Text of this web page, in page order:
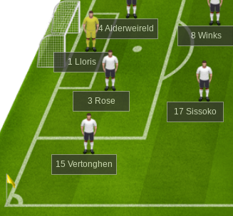
1 Lloris
15 Vertonghen
3 Rose
4 Alderweireld
17 Sissoko
8 Winks